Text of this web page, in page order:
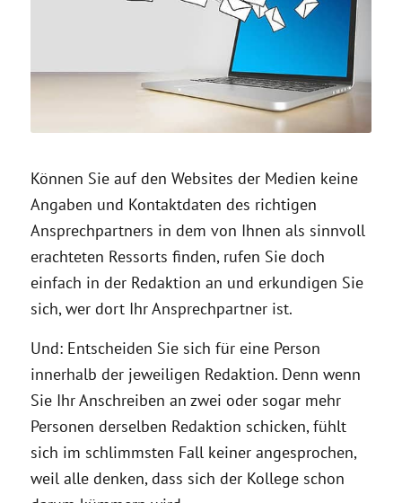
Können Sie auf den Websites der Medien keine
Angaben und Kontaktdaten des richtigen
Ansprechpartners in dem von Ihnen als sinnvoll
erachteten Ressorts finden, rufen Sie doch
einfach in der Redaktion an und erkundigen Sie
sich, wer dort Ihr Ansprechpartner ist.
Und: Entscheiden Sie sich für eine Person
innerhalb der jeweiligen Redaktion. Denn wenn
Sie Ihr Anschreiben an zwei oder sogar mehr
Personen derselben Redaktion schicken, fühlt
sich im schlimmsten Fall keiner angesprochen,
weil alle denken, dass sich der Kollege schon